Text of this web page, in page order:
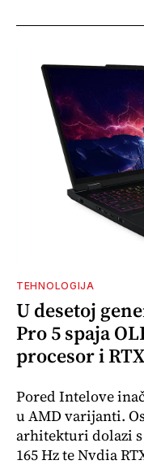
TEHNOLOGIJA
U desetoj
Pro 5 spaja
procesor i
Pored Intelove
u AMD varijanti.
arhitekturi dolazi
165 Hz te Nvdia